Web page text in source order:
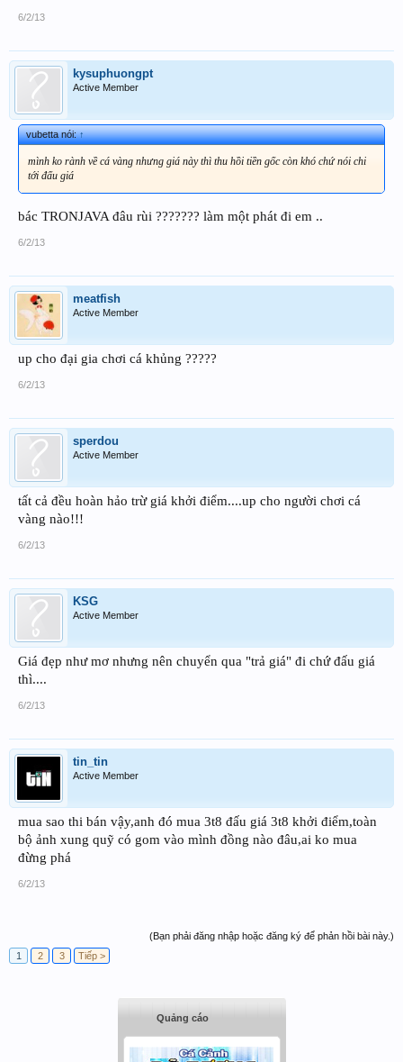
6/2/13
kysuphuongpt
Active Member
vubetta nói:↑
mình ko rành về cá vàng nhưng giá này thì thu hồi tiền gốc còn khó chứ nói chi
tới đấu giá
bác TRONJAVA đâu rùi ??????? làm một phát đi em ..
6/2/13
meatfish
Active Member
up cho đại gia chơi cá khủng ?????
6/2/13
sperdou
Active Member
tất cả đều hoàn hảo trừ giá khởi điểm....up cho người chơi cá
vàng nào!!!
6/2/13
KSG
Active Member
Giá đẹp như mơ nhưng nên chuyển qua "trả giá" đi chứ đấu giá
thì....
6/2/13
tin_tin
Active Member
mua sao thi bán vậy,anh đó mua 3t8 đấu giá 3t8 khởi điểm,toàn
bộ ảnh xung quỹ có gom vào mình đồng nào đâu,ai ko mua
đừng phá
6/2/13
(Bạn phải đăng nhập hoặc đăng ký để phản hồi bài này.)
1
2 3 Tiếp >
Quảng cáo